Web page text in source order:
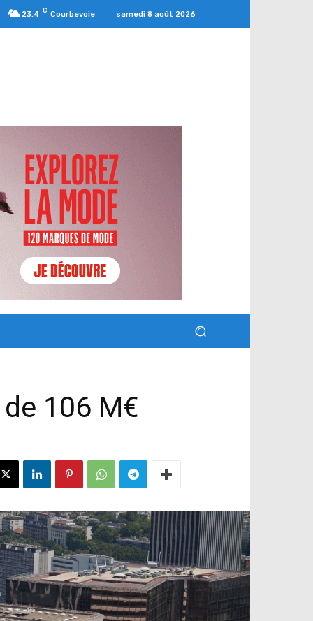
23.4 C Courbevoie samedi 8 août 2026
106 M€